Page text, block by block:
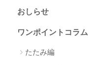
おしらせ
ワンポイントコラム
たたみ編